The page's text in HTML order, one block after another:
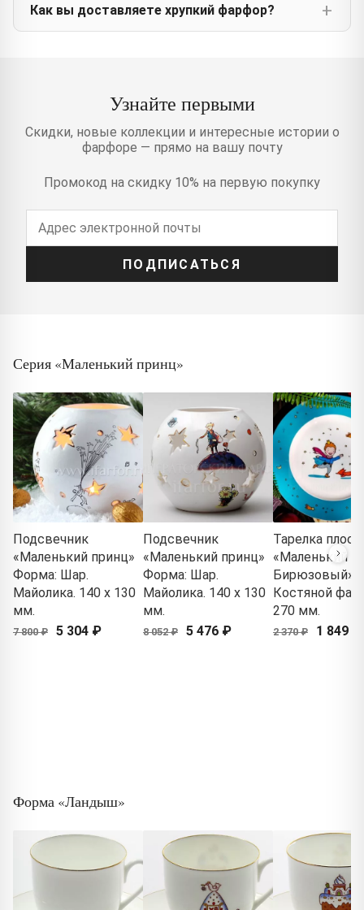
Как вы доставляете хрупкий фарфор?
Узнайте первыми
Скидки, новые коллекции и интересные истории о
фарфоре — прямо на вашу почту
Промокод на скидку 10% на первую покупку
ПОДПИСАТЬСЯ
Серия «Маленький принц»
Подсвечник
«Маленький принц»
Форма: Шар.
Майолика. 140 x 130
мм.
7 800 ₽ 5 304 ₽
Подсвечник
«Маленький принц»
Форма: Шар.
Майолика. 140 x 130
мм.
8 052 ₽ 5 476 ₽
Тарелка
«Маленький
Бирюзовый»
Костяной
270 мм.
2 370 ₽ 1 849 ₽
Форма «Ландыш»